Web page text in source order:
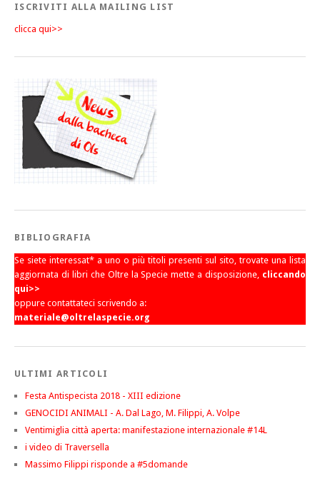
ISCRIVITI ALLA MAILING LIST
clicca qui>>
BIBLIOGRAFIA
Se siete interessat* a uno o più titoli presenti sul sito, trovate una lista
aggiornata di libri che Oltre la Specie mette a disposizione, cliccando
qui>>
oppure contattateci scrivendo a:
materiale@oltrelaspecie.org
ULTIMI ARTICOLI
Festa Antispecista 2018 - XIII edizione
GENOCIDI ANIMALI - A. Dal Lago, M. Filippi, A. Volpe
Ventimiglia città aperta: manifestazione internazionale #14L
i video di Traversella
Massimo Filippi risponde a #5domande